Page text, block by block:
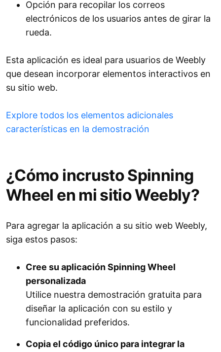
Opción para recopilar los correos
electrónicos de los usuarios antes de girar la
rueda.
Esta aplicación es ideal para usuarios de Weebly
que desean incorporar elementos interactivos en
su sitio web.
Explore todos los elementos adicionales
características en la demostración
¿Cómo incrusto Spinning
Wheel en mi sitio Weebly?
Para agregar la aplicación a su sitio web Weebly,
siga estos pasos:
Cree su aplicación Spinning Wheel
personalizada
Utilice nuestra demostración gratuita para
diseñar la aplicación con su estilo y
funcionalidad preferidos.
Copia el código único para integrar la